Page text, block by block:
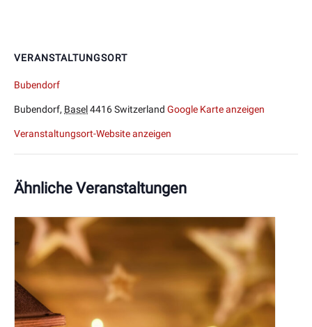
VERANSTALTUNGSORT
Bubendorf
Bubendorf, Basel4416Switzerland Google Karte anzeigen
Veranstaltungsort-Website anzeigen
Ähnliche Veranstaltungen